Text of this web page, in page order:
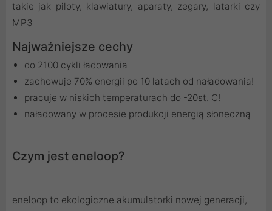
takie jak piloty, klawiatury, aparaty, zegary, latarki czy
MP3
Najważniejsze cechy
do 2100 cykli ładowania
zachowuje 70% energii po 10 latach od naładowania!
pracuje w niskich temperaturach do -20st. C!
naładowany w procesie produkcji energią słoneczną
Czym jest eneloop?
eneloop to ekologiczne akumulatorki nowej generacji,